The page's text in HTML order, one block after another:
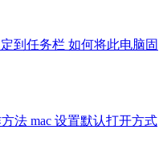
到任务栏 如何将此电脑固
法 mac 设置默认打开方式